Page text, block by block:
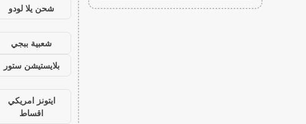
شحن يلا لودو
شعبية ببجي
بلايستيشن ستور
ايتونز امريكي
اقساط